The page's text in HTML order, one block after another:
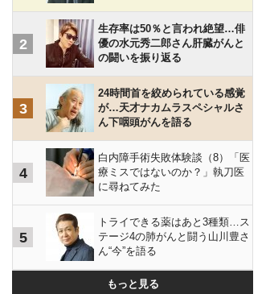
2
生存率は50％と言われ絶望…俳
優の水元秀二郎さん肝臓がんと
の闘いを振り返る
3
24時間首を絞められている感覚
が…天才ナカムラスペシャルさ
ん下咽頭がんを語る
4
白内障手術失敗体験談（8）「医
療ミスではないのか？」執刀医
に尋ねてみた
5
トライできる薬はあと3種類…ス
テージ4の肺がんと闘う山川豊さ
ん“今”を語る
もっと見る